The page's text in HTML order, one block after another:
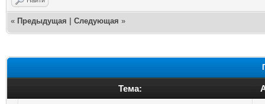
« Предыдущая Следующая »
Тема: